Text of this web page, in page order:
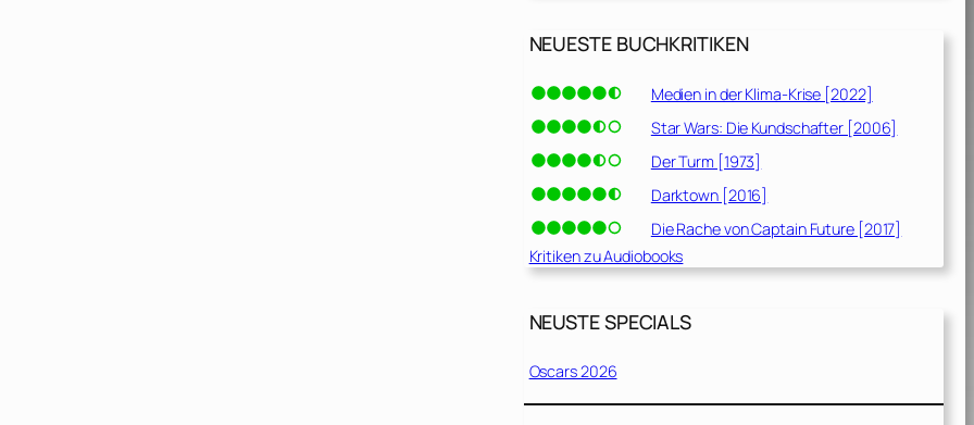
NEUESTE BUCHKRITIKEN
Medien in der Klima-Krise [2022]
Star Wars: Die Kundschafter [2006]
Der Turm [1973]
Darktown [2016]
Die Rache von Captain Future [2017]
Kritiken zu Audiobooks
NEUSTE SPECIALS
Oscars 2026